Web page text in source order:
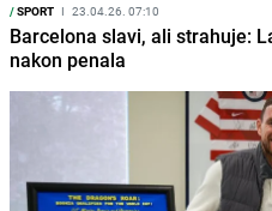
/SPORT I 23.04.26. 07:10
Barcelona slavi, ali strahuje:
nakon penala